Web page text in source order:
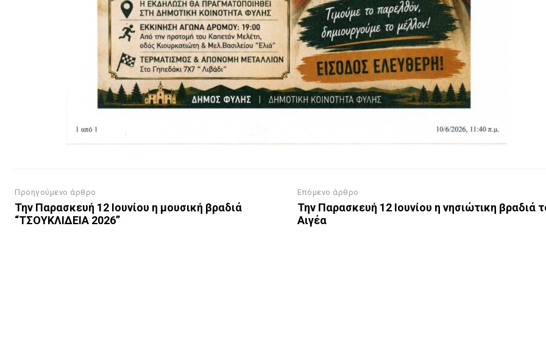
Προηγούμενο άρθρο
Την Παρασκευή 12 Ιουνίου η μουσική βραδιά
“ΤΣΟΥΚΛΙΔΕΙΑ 2026”
Επόμενο άρθρο
Την Παρασκευή 12 Ιουνίου η νησιώτικη βραδιά
Αιγέα